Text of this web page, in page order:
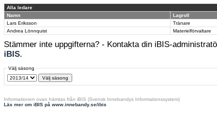
Alla ledare
Namn
Lagroll
Lars Eriksson
Tränare
Andrea Lönnquist
Materielförvaltare
Stämmer inte uppgifterna? - Kontakta din iBIS-
iBIS.
Välj säsong
Informationen ovan hämtas från iBIS (Svensk Innebandys Informationssystem)
Läs mer om iBIS på www.innebandy.se/ibis